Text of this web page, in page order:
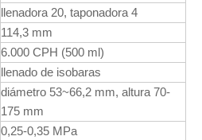
llenadora 20, taponadora 4
114,3 mm
6.000 CPH (500 ml)
llenado de isobaras
diámetro 53~66,2 mm, altura 70-
175 mm
0,25-0,35 MPa